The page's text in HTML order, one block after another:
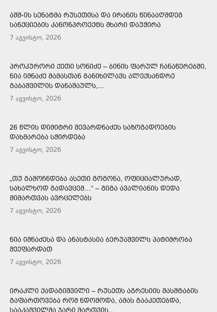
ᲐᲨᲨ-ᲘᲡ ᲡᲔᲜᲐᲢᲛᲐ ᲠᲣᲡᲔᲗᲘᲡᲐ ᲓᲐ ᲘᲠᲐᲜᲘᲡ ᲬᲘᲜᲐᲐᲦᲛᲓᲔᲒ
ᲡᲐᲜᲥᲪᲘᲔᲑᲘᲡ ᲙᲐᲜᲝᲜᲞᲠᲝᲔᲥᲢᲡ ᲛᲮᲐᲠᲘ ᲓᲐᲣᲭᲘᲠᲐ
7 აგვისტო, 2026
ᲞᲠᲝᲙᲣᲠᲝᲠᲘ ᲥᲔᲗᲘ ᲡᲝᲜᲘᲫᲔ – ᲑᲘᲜᲘᲡ ᲤᲐᲠᲣᲚ ᲩᲐᲜᲐᲬᲔᲠᲔᲑᲨᲘ,
ᲜᲘᲐ ᲘᲛᲜᲐᲫᲔ ᲛᲐᲛᲐᲡᲗᲐᲜ ᲒᲐᲜᲘᲮᲘᲚᲐᲕᲡ ᲐᲚᲔᲥᲡᲐᲜᲓᲠᲔ
ᲒᲐᲑᲐᲨᲕᲘᲚᲘᲡ ᲓᲐᲜᲐᲨᲐᲣᲚᲡ,...
7 აგვისტო, 2026
26 ᲬᲚᲘᲡ ᲓᲘᲛᲘᲢᲠᲘ ᲨᲔᲕᲐᲠᲓᲜᲐᲫᲔᲡ ᲡᲐᲖᲝᲒᲐᲓᲝᲔᲑᲘᲡ
ᲓᲐᲮᲛᲐᲠᲔᲑᲐ ᲡᲭᲘᲠᲓᲔᲑᲐ
7 აგვისტო, 2026
„ᲗᲣ ᲒᲐᲛᲝᲩᲜᲓᲔᲑᲐ ᲐᲡᲔᲗᲘ ᲒᲝᲒᲝᲜᲐ, ᲝᲤᲘᲪᲘᲐᲚᲣᲠᲐᲓ,
ᲡᲐᲮᲐᲚᲮᲝᲓ ᲒᲐᲓᲐᲕᲪᲔᲛ…“ – ᲒᲘᲒᲐ ᲐᲕᲐᲚᲘᲐᲜᲘᲡ ᲓᲔᲓᲐ
ᲛᲘᲛᲐᲠᲗᲕᲐᲡ ᲐᲕᲠᲪᲔᲚᲔᲑᲡ
7 აგვისტო, 2026
ᲜᲘᲐ ᲘᲛᲜᲐᲫᲔᲡᲐ ᲓᲐ ᲐᲜᲐᲡᲢᲐᲡᲘᲐ ᲑᲔᲠᲣᲐᲨᲕᲘᲚᲡ ᲞᲐᲢᲘᲛᲠᲝᲑᲐ
ᲨᲔᲔᲤᲐᲠᲓᲐᲗ
7 აგვისტო, 2026
ᲘᲠᲐᲙᲚᲘ ᲥᲐᲓᲐᲒᲘᲨᲕᲘᲚᲘ – ᲠᲣᲡᲔᲗᲡ ᲐᲒᲠᲔᲡᲘᲘᲡ ᲛᲐᲡᲨᲢᲐᲑᲘᲡ
ᲒᲐᲤᲐᲠᲗᲝᲕᲔᲑᲐ ᲠᲝᲛ ᲜᲓᲝᲛᲝᲓᲐ, ᲐᲛᲐᲡ ᲒᲐᲐᲙᲔᲗᲔᲑᲓᲐ,
ᲡᲐᲐᲙᲐᲨᲕᲘᲚᲛᲐ ᲯᲐᲠᲘ ᲛᲐᲠᲗᲕᲘᲡ...